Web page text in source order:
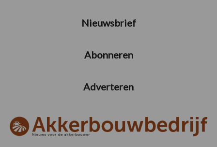
Nieuwsbrief
Abonneren
Adverteren